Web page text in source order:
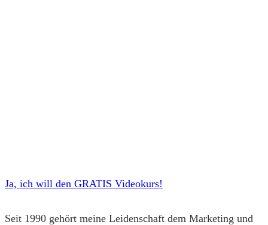
Ja, ich will den GRATIS Videokurs!
Seit 1990 gehört meine Leidenschaft dem Marketing und